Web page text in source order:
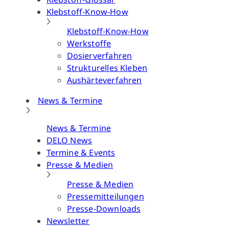
Klebstoff-Know-How
Klebstoff-Know-How
Werkstoffe
Dosierverfahren
Strukturelles Kleben
Aushärteverfahren
News & Termine
News & Termine
DELO News
Termine & Events
Presse & Medien
Presse & Medien
Pressemitteilungen
Presse-Downloads
Newsletter